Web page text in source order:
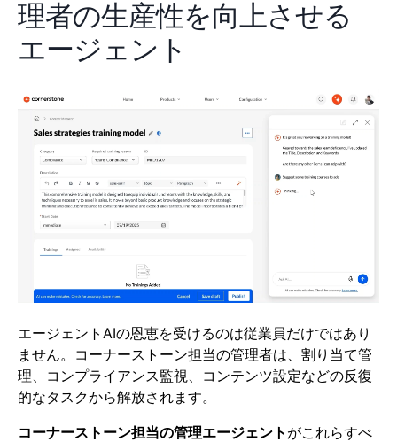
理者の生産性を向上させる
エージェント
エージェントAIの恩恵を受けるのは従業員だけではあり
ません。コーナーストーン担当の管理者は、割り当て管
理、コンプライアンス監視、コンテンツ設定などの反復
的なタスクから解放されます。
コーナーストーン担当の管理エージェント がこれらすべ